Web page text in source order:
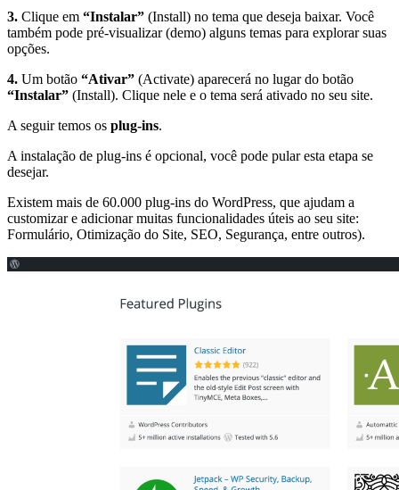
3. Clique em “Instalar” (Install) no tema que deseja baixar. Você
também pode pré-visualizar (demo) alguns temas para explorar suas
opções.
4. Um botão “Ativar” (Activate) aparecerá no lugar do botão
“Instalar” (Install). Clique nele e o tema será ativado no seu site.
A seguir temos os plug-ins.
A instalação de plug-ins é opcional, você pode pular esta etapa se
desejar.
Existem mais de 60.000 plug-ins do WordPress, que ajudam a
customizar e adicionar muitas funcionalidades úteis ao seu site:
Formulário, Otimização do Site, SEO, Segurança, entre outros).